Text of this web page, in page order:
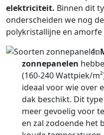
elektriciteit. Binnen dit
onderscheiden we nog
polykristallijne en amorfe
zonnepanelen
(160-240 Wattpiek/
ideaal voor wie over
dak beschikt. Dit
meer gevoelig voor
en zal zodoende het